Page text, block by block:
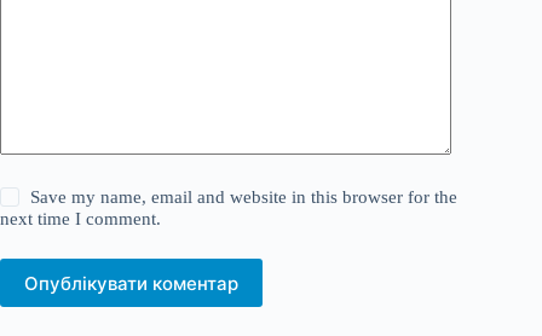
Save my name, email and website in this browser for the
next time I comment.
Опублікувати коментар